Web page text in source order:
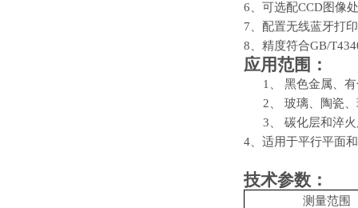
6、 可选配CCD图像
7、 配置无线蓝牙打
8、 精度符合GB/
应用范围：
1、 黑色金属、
2、 玻璃、陶瓷
3、 碳化层和淬
4、适用于平行平面
技术参数：
测量范围